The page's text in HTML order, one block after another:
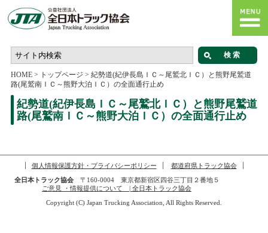
HOME> トップページ > 紀勢道(紀伊長島ＩＣ～尾鷲北ＩＣ）と熊野尾鷲道
路(尾鷲南ＩＣ～熊野大泊ＩＣ）の全面通行止め
紀勢道(紀伊長島ＩＣ～尾鷲北ＩＣ）と熊野尾鷲道
路(尾鷲南ＩＣ～熊野大泊ＩＣ）の全面通行止め
個人情報保護方針・プライバシーポリシー
都道府県トラック協会
全日本トラック協会〒160-0004 東京都新宿区四谷三丁目２番地５
ご意見 ・情報提供について | 全日本トラック協会
Copyright (C) Japan Trucking Association, All Rights Reserved.